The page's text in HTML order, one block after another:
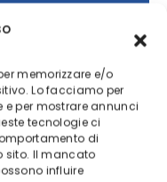
memorizzare e/o
Lo facciamo per
per mostrare annunci
tecnologie ci
di
sito. Il mancato
influire